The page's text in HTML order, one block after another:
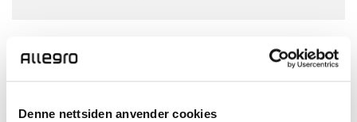
Denne nettsiden anvender cookies
En guidebok og idébank for
CX